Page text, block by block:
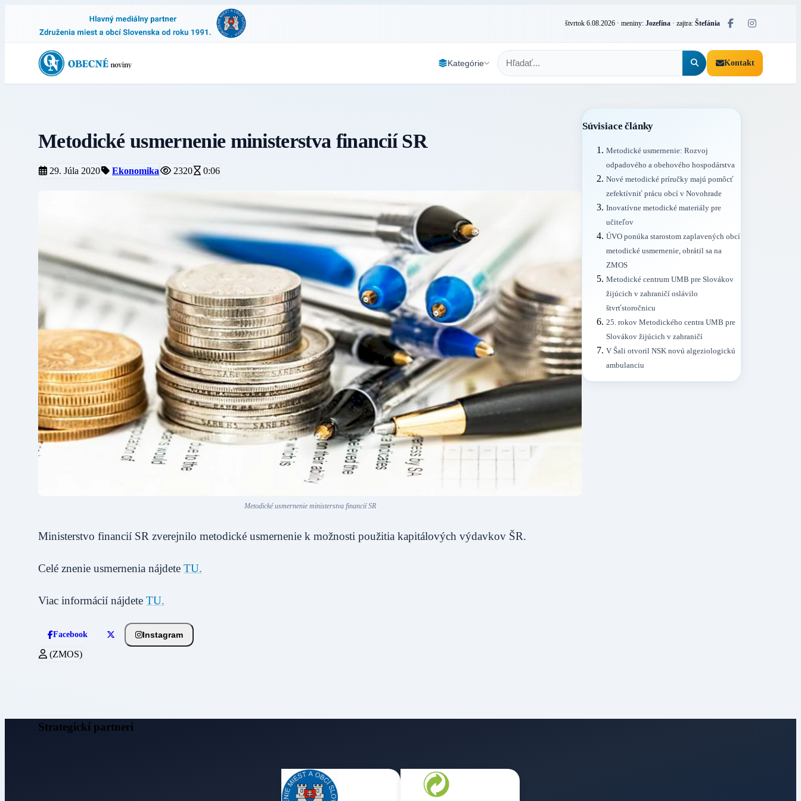
štvrtok 6.08.2026 · meniny: Jozefína · zajtra: Štefánia
Kategórie Kontakt
Metodické usmernenie ministerstva financií SR
29. Júla 2020 Ekonomika 2320 0:06
Metodické usmernenie ministerstva financií SR
Ministerstvo financií SR zverejnilo metodické usmernenie k možnosti použitia kapitálových výdavkov ŠR.
Celé znenie usmernenia nájdete TU.
Viac informácií nájdete TU.
Facebook Instagram
(ZMOS)
Súvisiace články
Metodické usmernenie: Rozvoj
odpadového a obehového hospodárstva
Nové metodické príručky majú pomôcť
zefektívniť prácu obcí v Novohrade
Inovatívne metodické materiály pre
učiteľov
ÚVO ponúka starostom zaplavených obcí
metodické usmernenie, obrátil sa na
ZMOS
Metodické centrum UMB pre Slovákov
žijúcich v zahraničí oslávilo
štvrťstoročnicu
25. rokov Metodického centra UMB pre
Slovákov žijúcich v zahraničí
V Šali otvoril NSK novú algeziologickú
ambulanciu
Strategickí partneri